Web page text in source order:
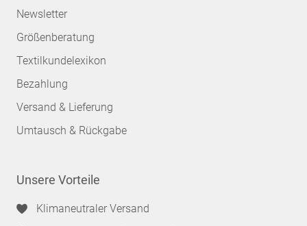
Newsletter
Größenberatung
Textilkundelexikon
Bezahlung
Versand & Lieferung
Umtausch & Rückgabe
Unsere Vorteile
Klimaneutraler Versand